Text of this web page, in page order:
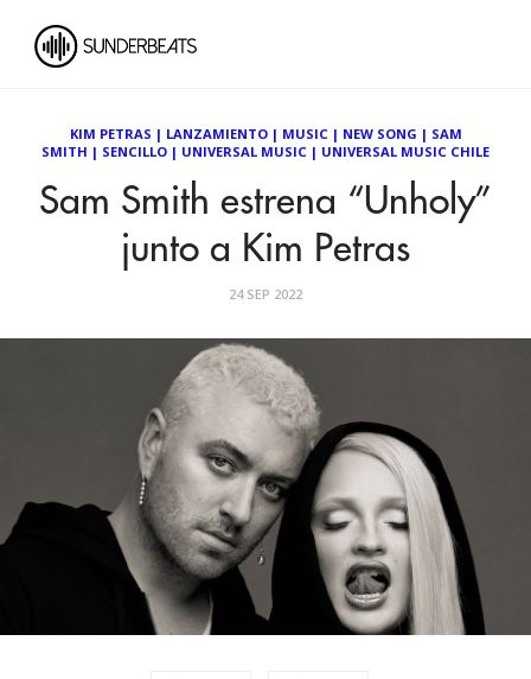
KIM PETRAS | LANZAMIENTO| MUSIC| NEW SONG | SAM
SMITH | SENCILLO | UNIVERSAL MUSIC | UNIVERSAL MUSIC CHILE
Sam Smith estrena “Unholy”
junto a Kim Petras
24 SEP 2022